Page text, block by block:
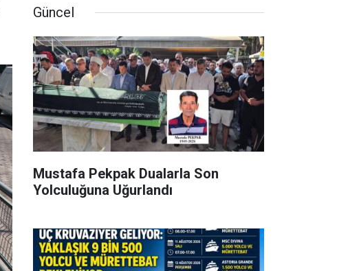
Güncel
Mustafa Pekpak Dualarla Son
Yolculuğuna Uğurlandı